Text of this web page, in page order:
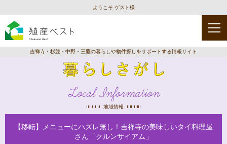
ようこそ ゲスト様
吉祥寺・杉並・中野・三鷹の暮らしや物件探しをサポートする情報サイト
Local Information
地域情報
【移転】メニューにハズレ無し！吉祥寺の美味しいタイ料理屋
さん「クルンサイアム」